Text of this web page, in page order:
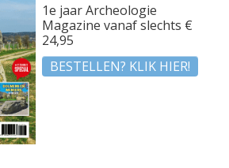
1e jaar Archeologie
Magazine vanaf slechts €
24,95
BESTELLEN? KLIK HIER!